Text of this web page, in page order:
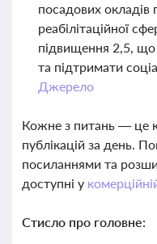
посадових окладів
реабілітаційної
підвищення 2,5,
та підтримати
Джерело
Кожне з питань — це
публікацій за день.
посиланнями та
доступні у
Стисло про головне: